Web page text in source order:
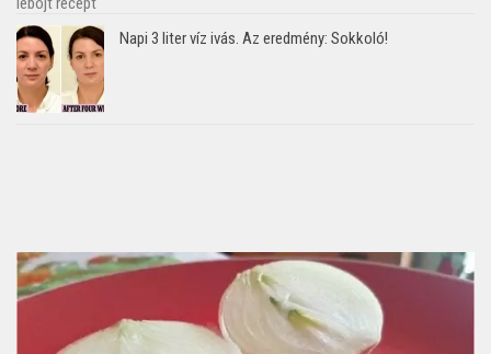
Napi 3 liter víz ivás. Az eredmény: Sokkoló!